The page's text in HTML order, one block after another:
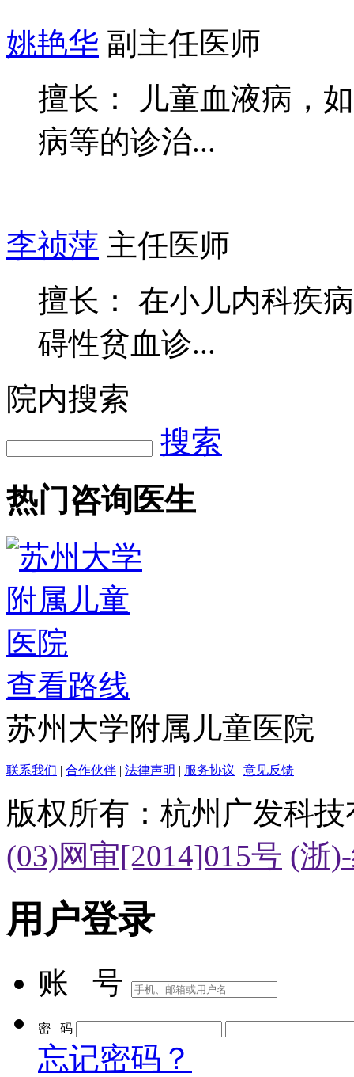
姚艳华 副主任医师
擅长： 儿童血液病，
病等的诊治...
李祯萍 主任医师
擅长： 在小儿内科疾
碍性贫血诊...
院内搜索
搜索
热门咨询医生
查看路线
苏州大学附属儿童医院
联系我们 | 合作伙伴 | 法律声明 | 服务协议 | 意见反馈
版权所有：杭州广发科
(03)网审[2014]015号 (浙
用户登录
账 号
密 码
忘记密码？